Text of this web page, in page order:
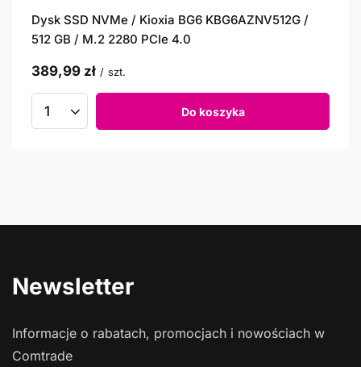
Dysk SSD NVMe / Kioxia BG6 KBG6AZNV512G /
512 GB / M.2 2280 PCIe 4.0
389,99 zł / szt.
Do koszyka
Newsletter
Informacje o rabatach, promocjach i nowościach w
Comtrade